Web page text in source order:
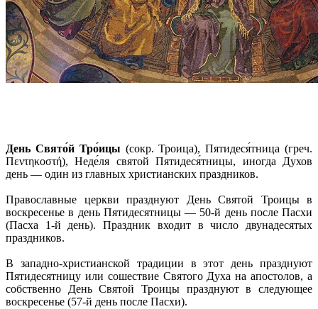
День Свято́й Тро́ицы (сокр. Троица), Пятидеся́тница (греч.
Πεντηκοστή), Неде́ля святой Пятидеся́тницы, иногда Духов
день — один из главных христианских праздников.
Православные церкви празднуют День Святой Троицы в
воскресенье в день Пятидесятницы — 50-й день после Пасхи
(Пасха 1-й день). Праздник входит в число двунадесятых
праздников.
В западно-христианской традиции в этот день празднуют
Пятидесятницу или сошествие Святого Духа на апостолов, а
собственно День Святой Троицы празднуют в следующее
воскресенье (57-й день после Пасхи).